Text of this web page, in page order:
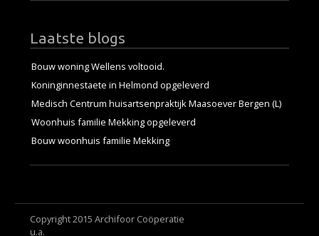
Laatste blogs
Bouw woning Wellens voltooid.
Koninginnestaete in Helmond opgeleverd
Medisch Centrum huisartsenpraktijk Maasoever Bergen (L)
Woonhuis familie Mekking opgeleverd
Bouw woonhuis familie Mekking
Copyright 2015 Archifoor Coöperatie
u.a.